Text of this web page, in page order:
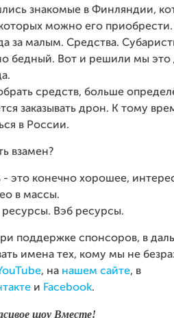
знакомые в Финляндии,
можно его
за малым. Средства.
бедный. Вот и решили мы это
средств, больше
заказывать дрон. К тому
в России.
взамен?
- это конечно хорошее,
в массы.
ресурсы. Вэб ресурсы.
поддержке спонсоров, в
имена тех, кому мы не
, на нашем сайте, в
и Facebook.
шоу Вместе!